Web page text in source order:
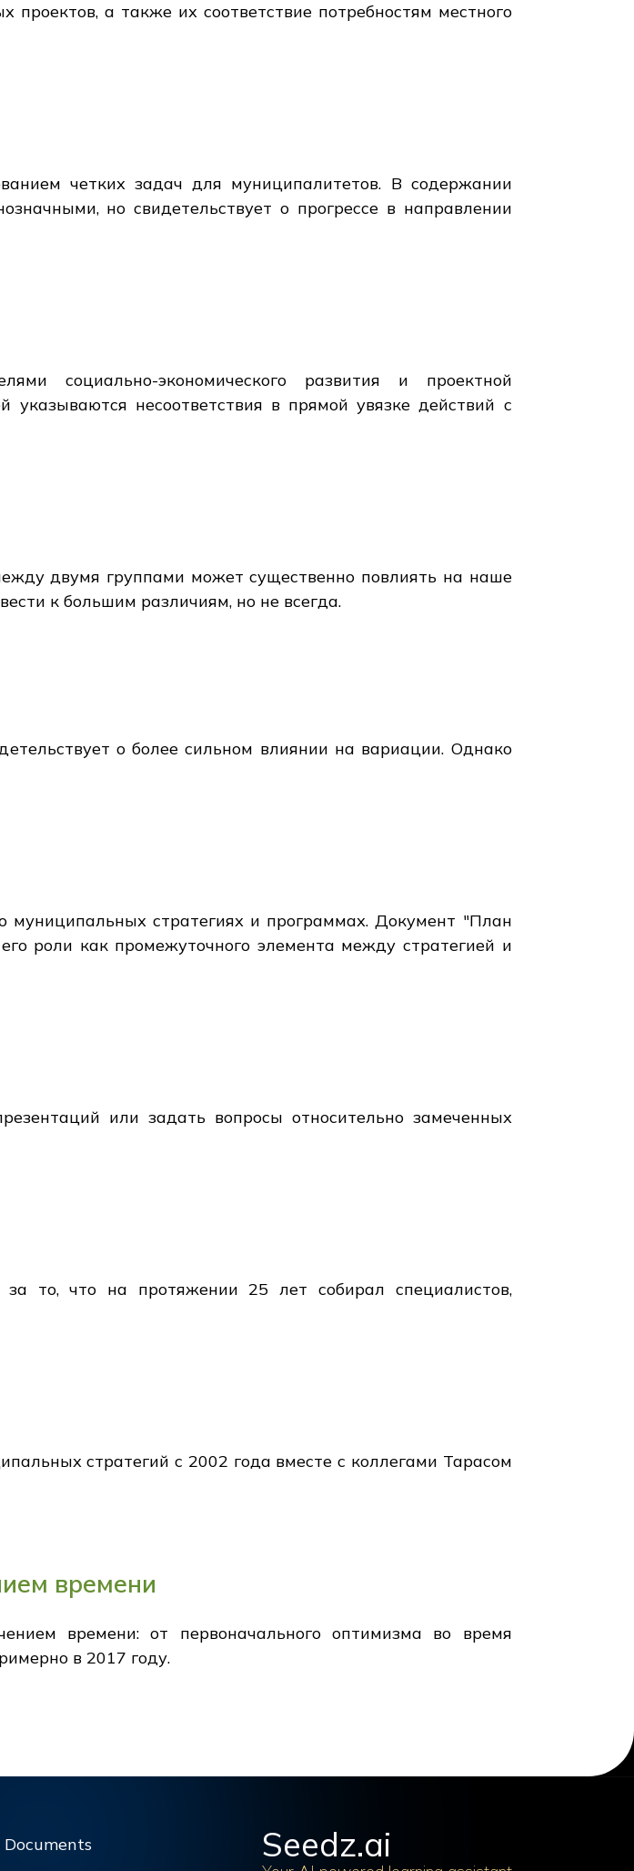
а также их соответствие потребностям местного
четких задач для муниципалитетов. В содержании
но свидетельствует о прогрессе в направлении
социально-экономического развития и проектной
несоответствия в прямой увязке действий с
двумя группами может существенно повлиять на наше
к большим различиям, но не всегда.
о более сильном влиянии на вариации. Однако
муниципальных стратегиях и программах. Документ "План
роли как промежуточного элемента между стратегией и
или задать вопросы относительно замеченных
за то, что на протяжении 25 лет собирал специалистов,
стратегий с 2002 года вместе с коллегами Тарасом
времени
времени: от первоначального оптимизма во время
в 2017 году.
Documents Seedz.ai